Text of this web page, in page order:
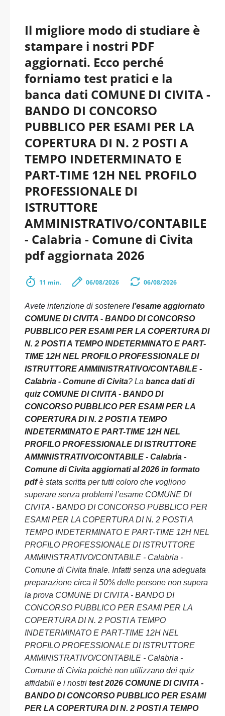
Il migliore modo di studiare è
stampare i nostri PDF
aggiornati. Ecco perché
forniamo test pratici e la
banca dati COMUNE DI CIVITA -
BANDO DI CONCORSO
PUBBLICO PER ESAMI PER LA
COPERTURA DI N. 2 POSTI A
TEMPO INDETERMINATO E
PART-TIME 12H NEL PROFILO
PROFESSIONALE DI
ISTRUTTORE
AMMINISTRATIVO/CONTABILE
- Calabria - Comune di Civita
pdf aggiornata 2026
11 min. 06/08/2026 06/08/2026
Avete intenzione di sostenere l’esame aggiornato
COMUNE DI CIVITA - BANDO DI CONCORSO
PUBBLICO PER ESAMI PER LA COPERTURA DI
N. 2 POSTI A TEMPO INDETERMINATO E PART-
TIME 12H NEL PROFILO PROFESSIONALE DI
ISTRUTTORE AMMINISTRATIVO/CONTABILE -
Calabria - Comune di Civita? La banca dati di
quiz COMUNE DI CIVITA - BANDO DI
CONCORSO PUBBLICO PER ESAMI PER LA
COPERTURA DI N. 2 POSTI A TEMPO
INDETERMINATO E PART-TIME 12H NEL
PROFILO PROFESSIONALE DI ISTRUTTORE
AMMINISTRATIVO/CONTABILE - Calabria -
Comune di Civita aggiornati al 2026 in formato
pdfè stata scritta per tutti coloro che vogliono
superare senza problemi l’esame COMUNE DI
CIVITA - BANDO DI CONCORSO PUBBLICO PER
ESAMI PER LA COPERTURA DI N. 2 POSTI A
TEMPO INDETERMINATO E PART-TIME 12H NEL
PROFILO PROFESSIONALE DI ISTRUTTORE
AMMINISTRATIVO/CONTABILE - Calabria -
Comune di Civita finale. Infatti senza una adeguata
preparazione circa il 50% delle persone non supera
la prova COMUNE DI CIVITA - BANDO DI
CONCORSO PUBBLICO PER ESAMI PER LA
COPERTURA DI N. 2 POSTI A TEMPO
INDETERMINATO E PART-TIME 12H NEL
PROFILO PROFESSIONALE DI ISTRUTTORE
AMMINISTRATIVO/CONTABILE - Calabria -
Comune di Civita poichè non utilizzano dei quiz
affidabili e i nostri test 2026 COMUNE DI CIVITA -
BANDO DI CONCORSO PUBBLICO PER ESAMI
PER LA COPERTURA DI N. 2 POSTI A TEMPO